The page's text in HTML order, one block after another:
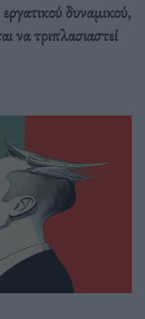
δυναμικού,
να τριπλασιαστεί